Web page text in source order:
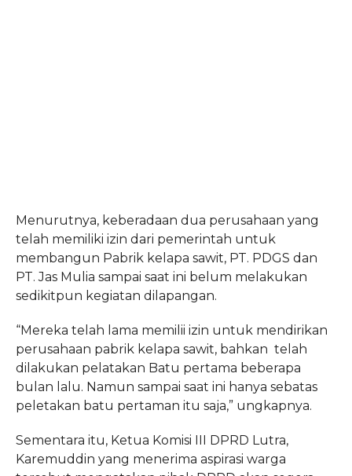
Menurutnya, keberadaan dua perusahaan yang
telah memiliki izin dari pemerintah untuk
membangun Pabrik kelapa sawit, PT. PDGS dan
PT. Jas Mulia sampai saat ini belum melakukan
sedikitpun kegiatan dilapangan.
“Mereka telah lama memilii izin untuk mendirikan
perusahaan pabrik kelapa sawit, bahkan telah
dilakukan pelatakan Batu pertama beberapa
bulan lalu. Namun sampai saat ini hanya sebatas
peletakan batu pertaman itu saja,” ungkapnya.
Sementara itu, Ketua Komisi III DPRD Lutra,
Karemuddin yang menerima aspirasi warga